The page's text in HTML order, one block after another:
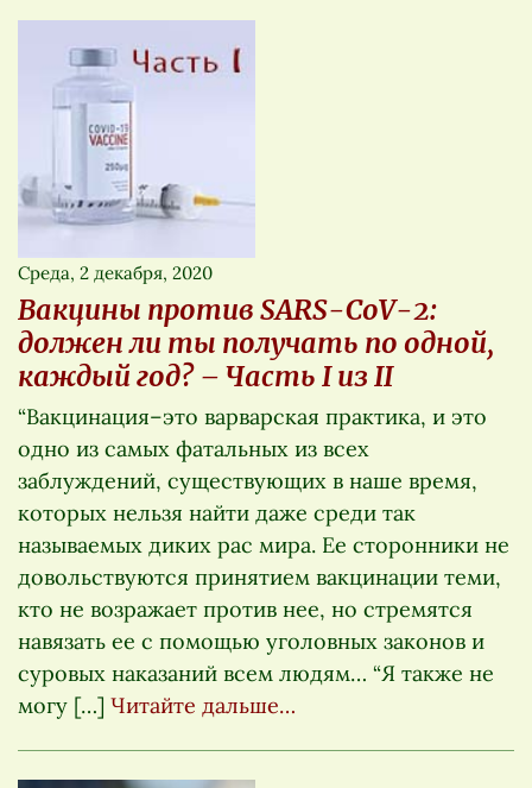
Среда, 2 декабря, 2020
Вакцины против SARS-CoV-2:
должен ли ты получать по одной,
каждый год? – Часть I из II
“Вакцинация–это варварская практика, и это
одно из самых фатальных из всех
заблуждений, существующих в наше время,
которых нельзя найти даже среди так
называемых диких рас мира. Ее сторонники не
довольствуются принятием вакцинации теми,
кто не возражает против нее, но стремятся
навязать ее с помощью уголовных законов и
суровых наказаний всем людям… “Я также не
могу […] Читайте дальше…